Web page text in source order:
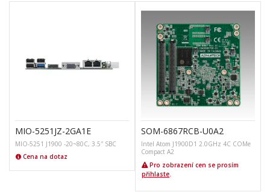
MIO-5251JZ-2GA1E
MIO-5251 J1900 -20~80C, 3.5″ SBC
Cena na dotaz
SOM-6867RCB-U0A2
Intel Atom J1900D1 2.0GHz 4C COMe
Compact A2
Pro zobrazení cen se prosím
přihlaste.